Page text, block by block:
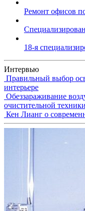
Ремонт офисов
18-я
Интервью
Правильный выбор
интерьере
Обеззараживание
очистительной техники
Кен Лианг о